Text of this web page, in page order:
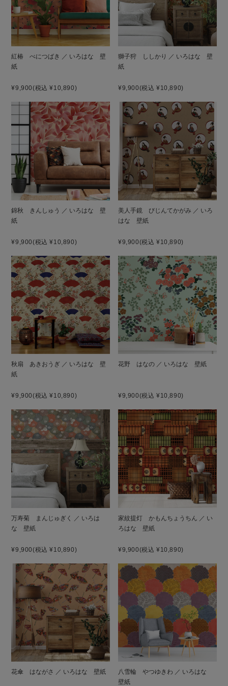
紅椿 べにつばき ／ いろはな 壁
紙
¥9,900(税込 ¥10,890)
獅子狩 ししかり ／ いろはな 壁
紙
¥9,900(税込 ¥10,890)
錦秋 きんしゅう ／ いろはな 壁
紙
¥9,900(税込 ¥10,890)
美人手鏡 びじんてかがみ ／ いろ
はな 壁紙
¥9,900(税込 ¥10,890)
秋扇 あきおうぎ ／ いろはな 壁
紙
¥9,900(税込 ¥10,890)
花野 はなの ／ いろはな 壁紙
¥9,900(税込 ¥10,890)
万寿菊 まんじゅぎく ／ いろは
な 壁紙
¥9,900(税込 ¥10,890)
家紋提灯 かもんちょうちん ／ い
ろはな 壁紙
¥9,900(税込 ¥10,890)
花傘 はながさ ／ いろはな 壁紙
八雪輪 やつゆきわ ／ いろはな
壁紙